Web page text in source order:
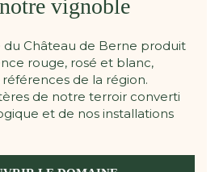
vignoble
du Château de Berne produit
rouge, rosé et blanc,
de la région.
de notre terroir converti
et de nos installations